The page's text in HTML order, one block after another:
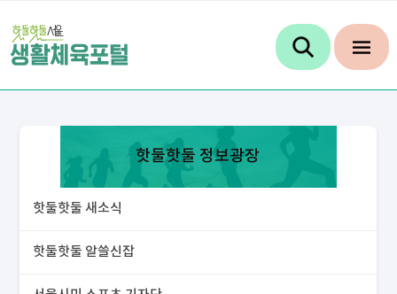
핫둘핫둘 정보광장
핫둘핫둘 새소식
핫둘핫둘 알쓸신잡